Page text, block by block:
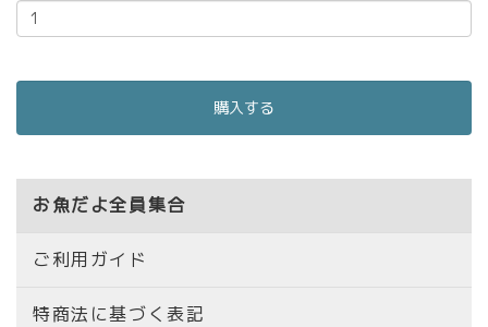
お魚だよ全員集合
ご利用ガイド
特商法に基づく表記